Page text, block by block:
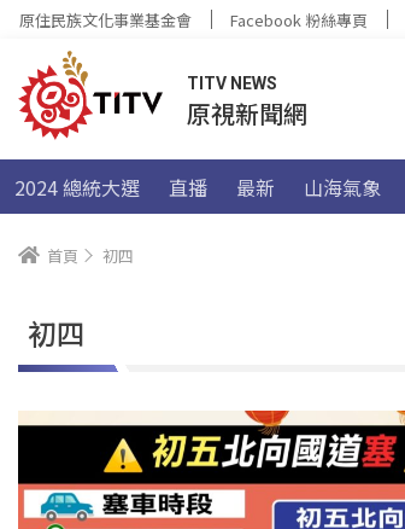
原住民族文化事業基金會 Facebook 粉絲專頁
TITV NEWS
原視新聞網
2024 總統大選 直播 最新 山海氣象
首頁 初四
初四